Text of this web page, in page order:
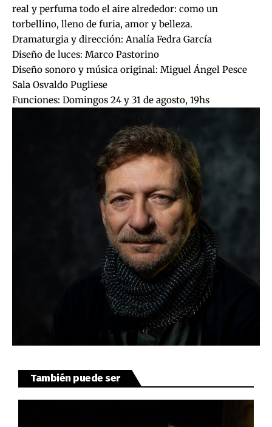
real y perfuma todo el aire alrededor: como un
torbellino, lleno de furia, amor y belleza.
Dramaturgia y dirección: Analía Fedra García
Diseño de luces: Marco Pastorino
Diseño sonoro y música original: Miguel Ángel Pesce
Sala Osvaldo Pugliese
Funciones: Domingos 24 y 31 de agosto, 19hs
También puede ser